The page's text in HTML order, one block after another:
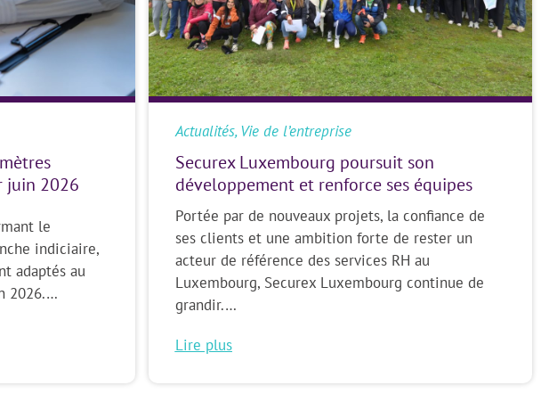
juin 2026
le
indiciaire,
adaptés au
2026.…
Actualités,Vie de l’entreprise
Securex Luxembourg poursuit son
développement et renforce ses équipes
Portée par de nouveaux projets, la confiance de
ses clients et une ambition forte de rester un
acteur de référence des services RH au
Luxembourg, Securex Luxembourg continue de
grandir.…
Lire plus